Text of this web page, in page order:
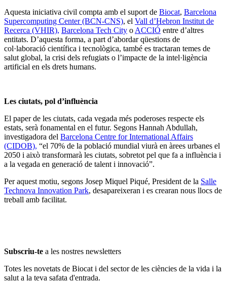
Aquesta iniciativa civil compta amb el suport de Biocat, Barcelona
Supercomputing Center (BCN-CNS), el Vall d’Hebron Institut de
Recerca (VHIR), Barcelona Tech City oACCIÓ entre d’altres
entitats. D’aquesta forma, a part d’abordar qüestions de
col·laboració científica i tecnològica, també es tractaran temes de
salut global, la crisi dels refugiats o l’impacte de la intel·ligència
artificial en els drets humans.
Les ciutats, pol d’influència
El paper de les ciutats, cada vegada més poderoses respecte els
estats, serà fonamental en el futur. Segons Hannah Abdullah,
investigadora del Barcelona Centre for International Affairs
(CIDOB), “el 70% de la població mundial viurà en àrees urbanes el
2050 i això transformarà les ciutats, sobretot pel que fa a influència i
a la vegada en generació de talent i innovació”.
Per aquest motiu, segons Josep Miquel Piqué, President de la Salle
Technova Innovation Park, desapareixeran i es crearan nous llocs de
treball amb facilitat.
Subscriu-te a les nostres newsletters
Totes les novetats de Biocat i del sector de les ciències de la vida i la
salut a la teva safata d'entrada.